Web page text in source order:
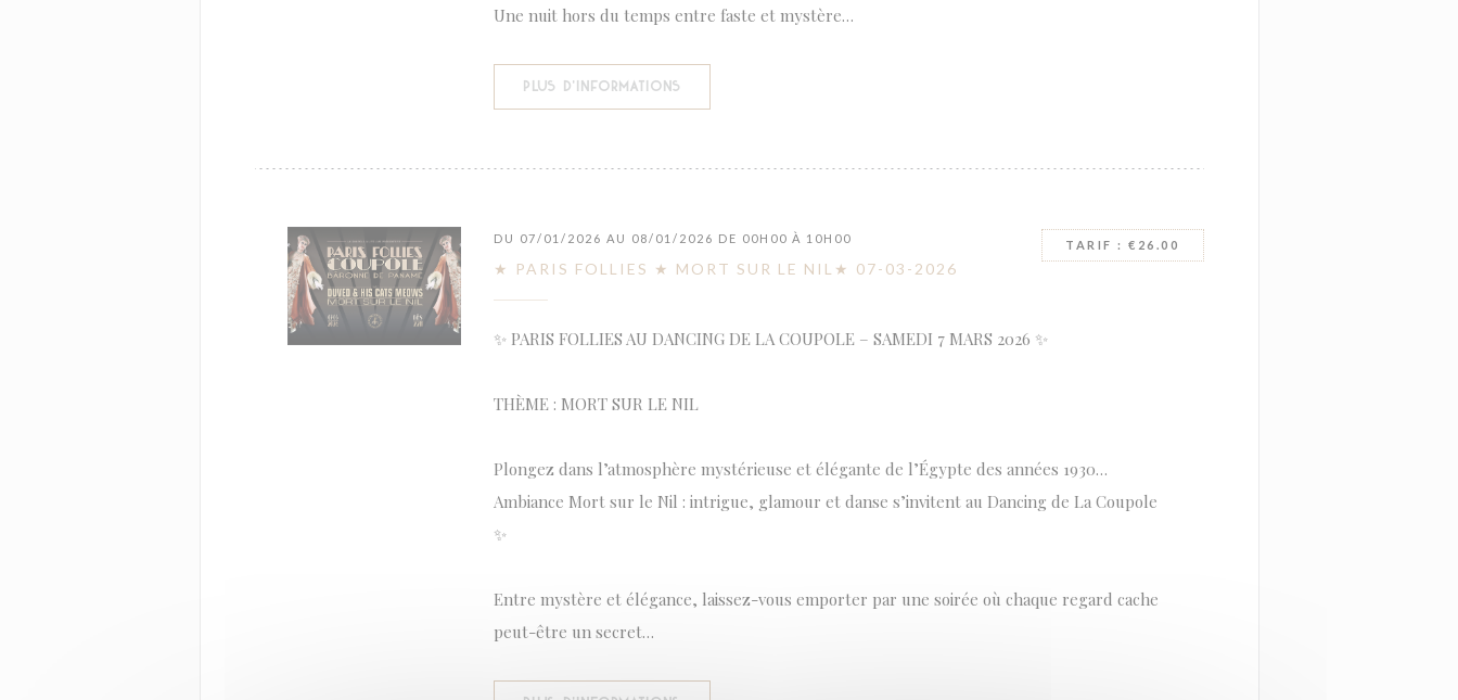
Une nuit hors du temps entre faste et mystère…
PLUS D'INFORMATIONS
DU 07/01/2026 AU 08/01/2026 DE 00H00 À 10H00
★ PARIS FOLLIES ★ MORT SUR LE NIL★ 07-03-2026
TARIF : €26.00
✨ PARIS FOLLIES AU DANCING DE LA COUPOLE – SAMEDI 7 MARS 2026 ✨
THÈME : MORT SUR LE NIL
Plongez dans l’atmosphère mystérieuse et élégante de l’Égypte des années 1930…
Ambiance Mort sur le Nil : intrigue, glamour et danse s’invitent au Dancing de La Coupole
✨
Entre mystère et élégance, laissez-vous emporter par une soirée où chaque regard cache
peut-être un secret…